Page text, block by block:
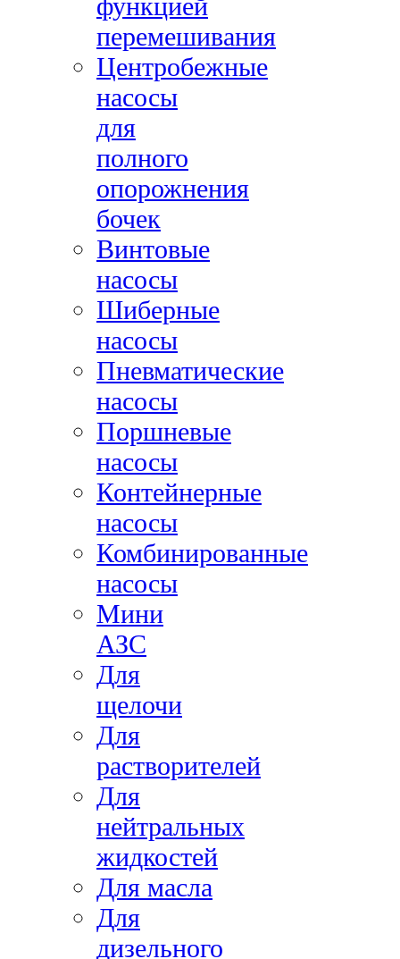
функцией
перемешивания
Центробежные
насосы
для
полного
опорожнения
бочек
Винтовые
насосы
Шиберные
насосы
Пневматические
насосы
Поршневые
насосы
Контейнерные
насосы
Комбинированные
насосы
Мини
АЗС
Для
щелочи
Для
растворителей
Для
нейтральных
жидкостей
Для масла
Для
дизельного